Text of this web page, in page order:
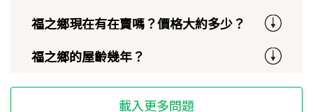
福之鄉現在有在賣嗎？價格大約多少？
福之鄉的屋齡幾年？
載入更多問題